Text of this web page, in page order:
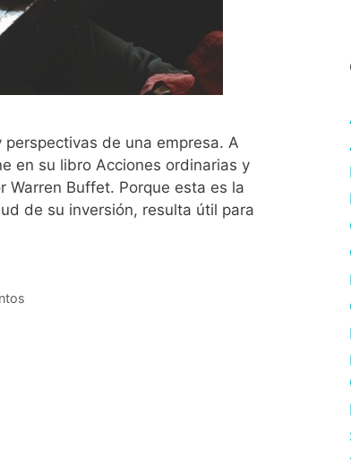
de una empresa. A
en su libro Acciones ordinarias y
Warren Buffet. Porque esta es la
de su inversión, resulta útil para